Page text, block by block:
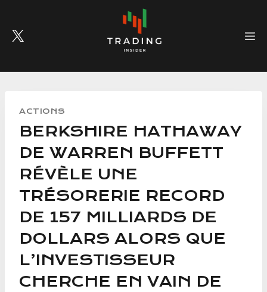
content
ACTIONS
BERKSHIRE HATHAWAY
DE WARREN BUFFETT
RÉVÈLE UNE
TRÉSORERIE RECORD
DE 157 MILLIARDS DE
DOLLARS ALORS QUE
L’INVESTISSEUR
CHERCHE EN VAIN DE